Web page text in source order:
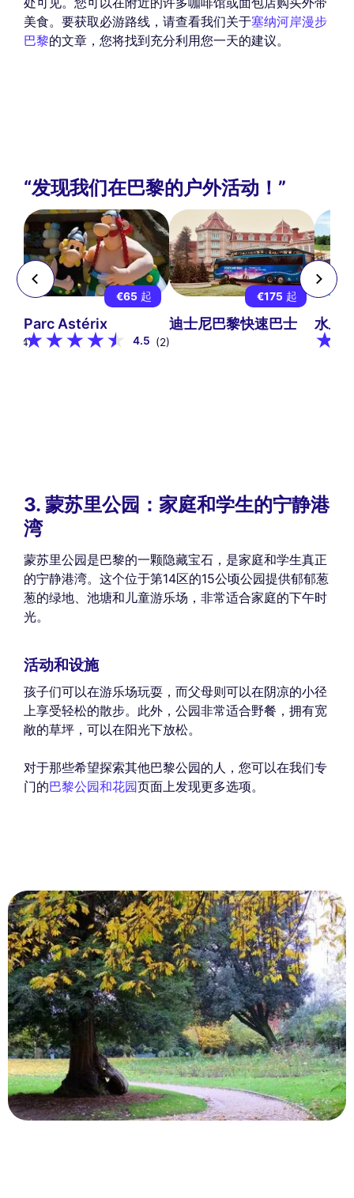
美食。要获取必游路线，请查看我们关于塞纳河岸漫步
巴黎的文章，您将找到充分利用您一天的建议。
“发现我们在巴黎的户外活动！”
(34)
€65 起
Parc Astérix
4.5 (2)
€175 起
迪士尼巴黎快速巴士 水上
3. 蒙苏里公园：家庭和学生的宁静港
湾
蒙苏里公园是巴黎的一颗隐藏宝石，是家庭和学生真正
的宁静港湾。这个位于第14区的15公顷公园提供郁郁葱
葱的绿地、池塘和儿童游乐场，非常适合家庭的下午时
光。
活动和设施
孩子们可以在游乐场玩耍，而父母则可以在阴凉的小径
上享受轻松的散步。此外，公园非常适合野餐，拥有宽
敞的草坪，可以在阳光下放松。
对于那些希望探索其他巴黎公园的人，您可以在我们专
门的巴黎公园和花园页面上发现更多选项。